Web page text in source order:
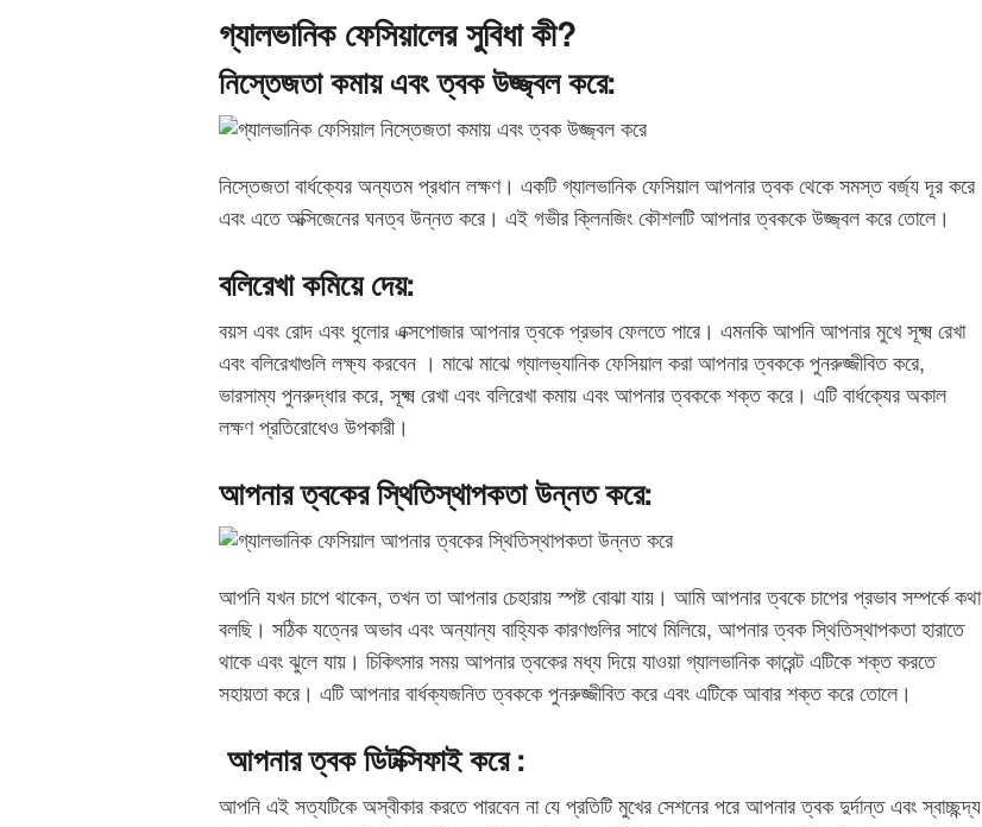
গ্যালভানিক ফেসিয়ালের সুবিধা কী?
নিস্তেজতা কমায় এবং ত্বক উজ্জ্বল করে:
নিস্তেজতা বার্ধক্যের অন্যতম প্রধান লক্ষণ। একটি গ্যালভানিক ফেসিয়াল আপনার ত্বক থেকে সমস্ত বর্জ্য দূর করে
এবং এতে অক্সিজেনের ঘনত্ব উন্নত করে। এই গভীর ক্লিনজিং কৌশলটি আপনার ত্বককে উজ্জ্বল করে তোলে।
বলিরেখা কমিয়ে দেয়:
বয়স এবং রোদ এবং ধুলোর এক্সপোজার আপনার ত্বকে প্রভাব ফেলতে পারে। এমনকি আপনি আপনার মুখে সূক্ষ্ম রেখা
এবং বলিরেখাগুলি লক্ষ্য করবেন । মাঝে মাঝে গ্যালভ্যানিক ফেসিয়াল করা আপনার ত্বককে পুনরুজ্জীবিত করে,
ভারসাম্য পুনরুদ্ধার করে, সূক্ষ্ম রেখা এবং বলিরেখা কমায় এবং আপনার ত্বককে শক্ত করে। এটি বার্ধক্যের অকাল
লক্ষণ প্রতিরোধেও উপকারী।
আপনার ত্বকের স্থিতিস্থাপকতা উন্নত করে:
আপনি যখন চাপে থাকেন, তখন তা আপনার চেহারায় স্পষ্ট বোঝা যায়। আমি আপনার ত্বকে চাপের প্রভাব সম্পর্কে কথা
বলছি। সঠিক যত্নের অভাব এবং অন্যান্য বাহ্যিক কারণগুলির সাথে মিলিয়ে, আপনার ত্বক স্থিতিস্থাপকতা হারাতে
থাকে এবং ঝুলে যায়। চিকিৎসার সময় আপনার ত্বকের মধ্য দিয়ে যাওয়া গ্যালভানিক কারেন্ট এটিকে শক্ত করতে
সহায়তা করে। এটি আপনার বার্ধক্যজনিত ত্বককে পুনরুজ্জীবিত করে এবং এটিকে আবার শক্ত করে তোলে।
আপনার ত্বক ডিটক্সিফাই করে :
আপনি এই সত্যটিকে অস্বীকার করতে পারবেন না যে প্রতিটি মুখের সেশনের পরে আপনার ত্বক দুর্দান্ত এবং স্বাচ্ছন্দ্য